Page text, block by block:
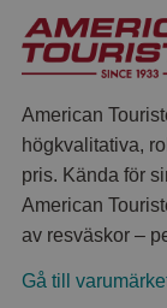
American
högkvalitativa,
pris. Kända för
American
av resväskor –
Gå till